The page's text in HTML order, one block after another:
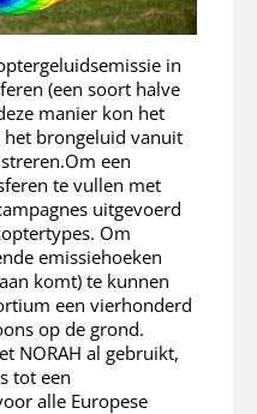
in
(een soort halve
manier kon het
brongeluid vanuit
een
te vullen met
uitgevoerd
Om
emissiehoeken
komt) te kunnen
een vierhonderd
op de grond.
NORAH al gebruikt,
tot een
alle Europese